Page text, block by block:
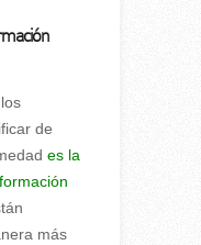
de
es la
más